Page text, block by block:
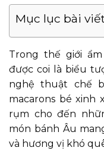
Mục lục bài
Trong thế giới
được coi là biểu
nghệ thuật chế
macarons bé xinh
rụm cho đến
món bánh Âu
và hương vị khó